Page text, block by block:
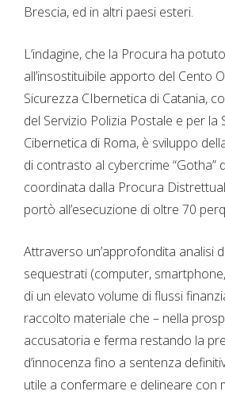
Brescia, ed in altri paesi esteri.
L’indagine, che la Procura ha
all’insostituibile apporto del Cento
Sicurezza CIbernetica di Catania,
del Servizio Polizia Postale e per la
Cibernetica di Roma, è sviluppo
di contrasto al cybercrime “Gotha”
coordinata dalla Procura
portò all’esecuzione di oltre 70
Attraverso un’approfondita analisi
sequestrati (computer,
di un elevato volume di flussi
raccolto materiale che – nella
accusatoria e ferma restando la
d’innocenza fino a sentenza
utile a confermare e delineare con